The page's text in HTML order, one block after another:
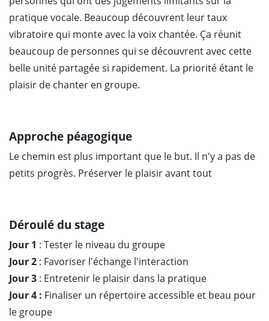
pratique vocale. Beaucoup découvrent leur taux
vibratoire qui monte avec la voix chantée. Ça réunit
beaucoup de personnes qui se découvrent avec cette
belle unité partagée si rapidement. La priorité étant le
plaisir de chanter en groupe.
Approche péagogique
Le chemin est plus important que le but. Il n'y a pas de
petits progrès. Préserver le plaisir avant tout
Déroulé du stage
Jour 1 : Tester le niveau du groupe
Jour 2 : Favoriser l'échange l'interaction
Jour 3 : Entretenir le plaisir dans la pratique
Jour 4 : Finaliser un répertoire accessible et beau pour
le groupe